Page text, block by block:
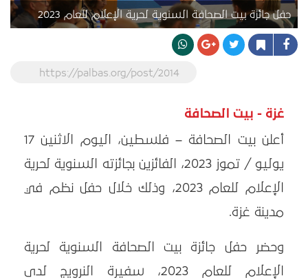
حفل جائزة بيت الصحافة السنوية لحرية الإعلام للعام 2023
https://palbas.org/post/2014
غزة - بيت الصحافة
أعلن بيت الصحافة – فلسطين، اليوم الاثنين 17
يوليو / تموز 2023، الفائزين بجائزته السنوية لحرية
الإعلام للعام 2023، وذلك خلال حفل نظم في
مدينة غزة.
وحضر حفل جائزة بيت الصحافة السنوية لحرية
الإعلام للعام 2023، سفيرة النرويج لدى